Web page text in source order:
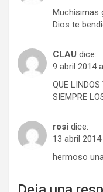
Muchísimas
Dios te
CLAU dice:
9 abril 2014
QUE
SIEMPRE
rosi dice:
13 abril
hermoso